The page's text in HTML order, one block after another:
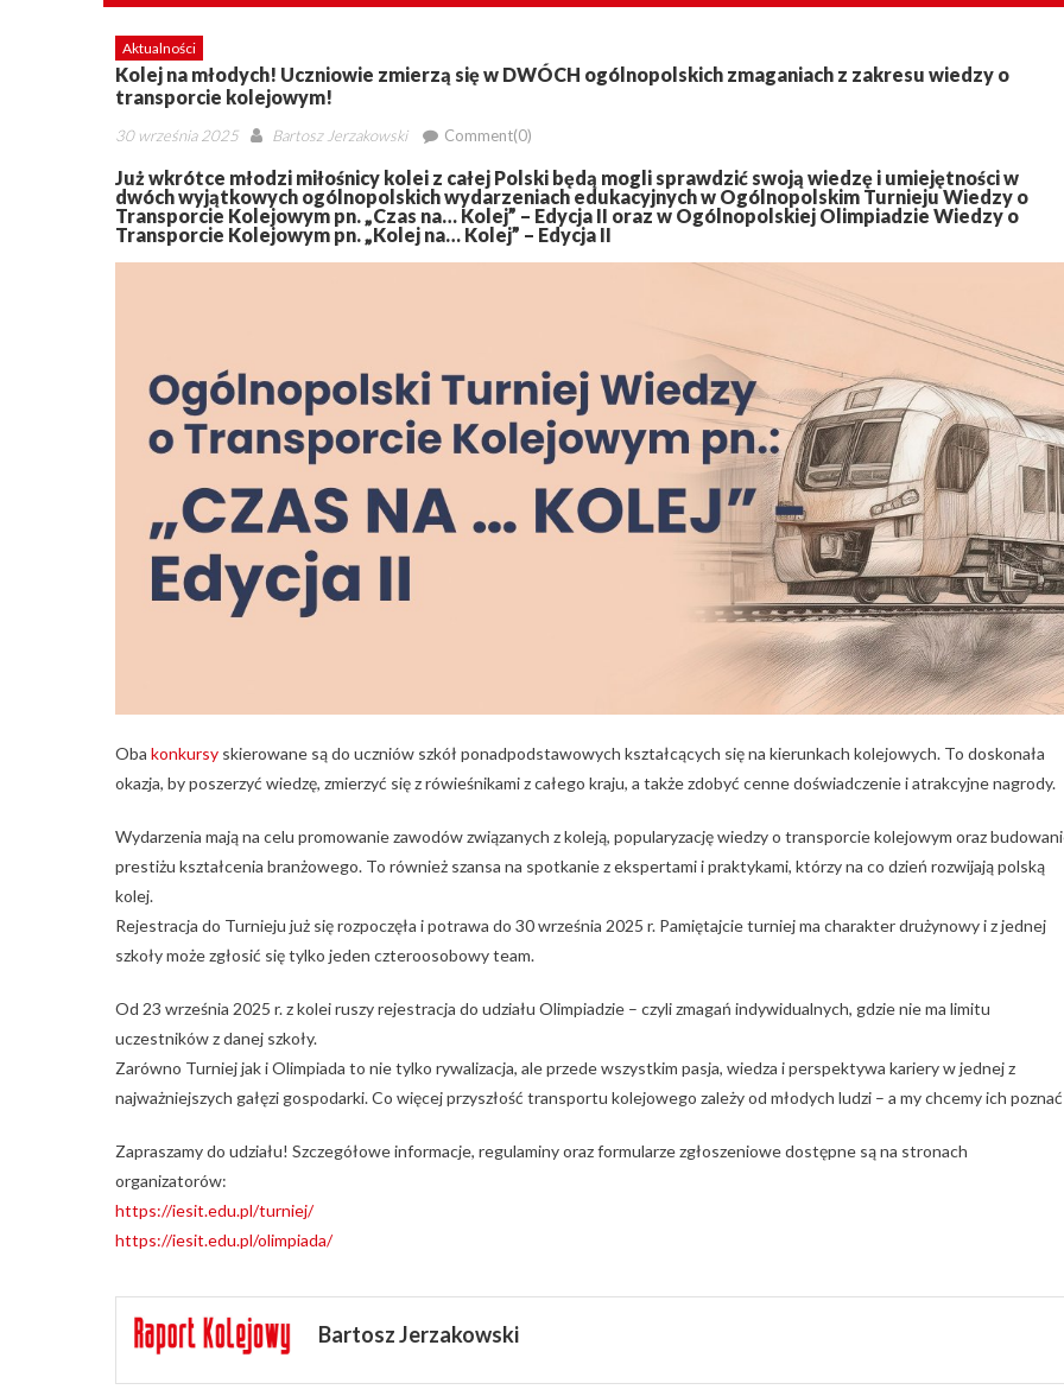
Aktualności
Kolej na młodych! Uczniowie zmierzą się w DWÓCH ogólnopolskich zmaganiach z zakresu wiedzy o
transporcie kolejowym!
Posted
30 września 2025 Author
Bartosz Jerzakowski Comment(0)
Już wkrótce młodzi miłośnicy kolei z całej Polski będą mogli sprawdzić swoją wiedzę i umiejętności w
dwóch wyjątkowych ogólnopolskich wydarzeniach edukacyjnych w Ogólnopolskim Turnieju Wiedzy o
Transporcie Kolejowym pn. „Czas na… Kolej” – Edycja II oraz w Ogólnopolskiej Olimpiadzie Wiedzy o
Transporcie Kolejowym pn. „Kolej na… Kolej” – Edycja II
Oba konkursy skierowane są do uczniów szkół ponadpodstawowych kształcących się na kierunkach kolejowych. To doskonała
okazja, by poszerzyć wiedzę, zmierzyć się z rówieśnikami z całego kraju, a także zdobyć cenne doświadczenie i atrakcyjne nagrody.
Wydarzenia mają na celu promowanie zawodów związanych z koleją, popularyzację wiedzy o transporcie kolejowym oraz
prestiżu kształcenia branżowego. To również szansa na spotkanie z ekspertami i praktykami, którzy na co dzień rozwijają polską
kolej.
Rejestracja do Turnieju już się rozpoczęła i potrawa do 30 września 2025 r. Pamiętajcie turniej ma charakter drużynowy i z jednej
szkoły może zgłosić się tylko jeden czteroosobowy team.
Od 23 września 2025 r. z kolei ruszy rejestracja do udziału Olimpiadzie – czyli zmagań indywidualnych, gdzie nie ma limitu
uczestników z danej szkoły.
Zarówno Turniej jak i Olimpiada to nie tylko rywalizacja, ale przede wszystkim pasja, wiedza i perspektywa kariery w jednej z
najważniejszych gałęzi gospodarki. Co więcej przyszłość transportu kolejowego zależy od młodych ludzi – a my chcemy ich
Zapraszamy do udziału! Szczegółowe informacje, regulaminy oraz formularze zgłoszeniowe dostępne są na stronach
organizatorów:
https://iesit.edu.pl/turniej/
https://iesit.edu.pl/olimpiada/
Bartosz Jerzakowski